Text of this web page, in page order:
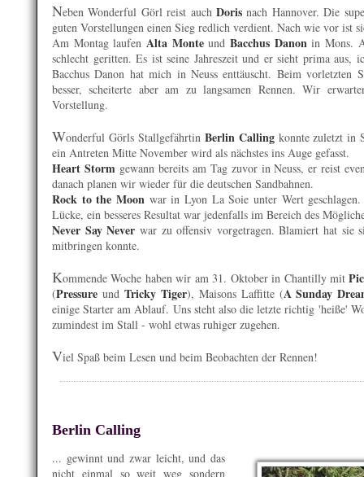
Neben Wonderful Görl reist auch Dorisnach Hannover. Die
guten Vorstellungen einen Sieg redlich verdient. Nach wie vor ist
Am Montag laufenAlta MonteundBacchus Danonin Mons.
schlecht geritten. Es ist seine Jahreszeit und er sieht prima
Bacchus Danon hat mich in Neuss enttäuscht. Beim vorletzten
besser, scheiterte aber am zu langsamen Rennen. Wir
Vorstellung.
Wonderful Görls Stallgefährtin Berlin Callingkonnte zuletzt in
ein Antreten Mitte November wird als nächstes ins Auge gefasst.
Heart Stormgewann bereits am Tag zuvor in Neuss, er reist
danach planen wir wieder für die deutschen Sandbahnen.
Rock to the Moonwar in Lyon La Soie unter Wert geschlagen.
Lücke, ein besseres Resultat war jedenfalls im Bereich des
Never Say Never war zu offensiv vorgetragen. Blamiert hat sie
mitbringen konnte.
Kommende Woche haben wir am 31. Oktober in Chantilly mit
(Pressure und Tricky Tiger), Maisons Laffitte (A Sunday
einige Starter am Ablauf. Uns steht also die letzte richtig 'heiße'
zumindest im Stall - wohl etwas ruhiger zugehen.
Viel Spaß beim Lesen und beim Beobachten der Rennen!
Berlin Calling
... gewinnt und zwar leicht, und das
nicht einmal so weit weg sondern